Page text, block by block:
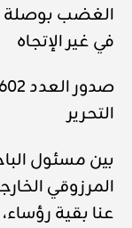
الغضب بوصلة
في غير الإتجاه
التحرير
بين مسئول
المرزوقي
عنا بقية